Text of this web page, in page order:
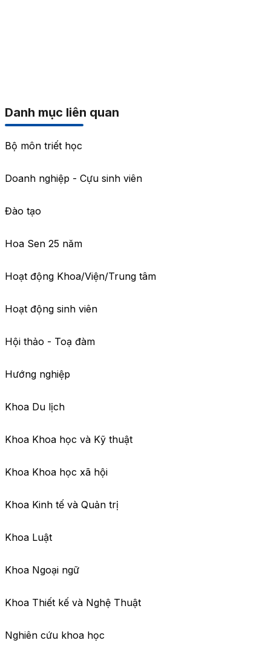
Danh mục liên quan
Bộ môn triết học
Doanh nghiệp - Cựu sinh viên
Đào tạo
Hoa Sen 25 năm
Hoạt động Khoa/Viện/Trung tâm
Hoạt động sinh viên
Hội thảo - Toạ đàm
Hướng nghiệp
Khoa Du lịch
Khoa Khoa học và Kỹ thuật
Khoa Khoa học xã hội
Khoa Kinh tế và Quản trị
Khoa Luật
Khoa Ngoại ngữ
Khoa Thiết kế và Nghệ Thuật
Nghiên cứu khoa học